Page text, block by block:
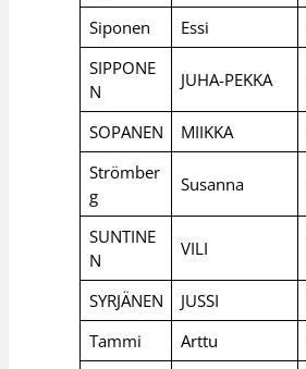
Siponen Essi
SIPPONE
N
JUHA-PEKKA
SOPANEN MIIKKA
Strömber
g
Susanna
SUNTINE
N
VILI
SYRJÄNEN JUSSI
Tammi
Arttu